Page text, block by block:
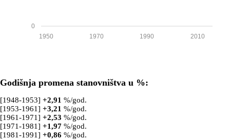
0
2010
1990
1970
1950
Godišnja promena stanovništva u %:
[1948-1953] +2,91 %/god.
[1953-1961] +3,21 %/god.
[1961-1971] +2,53 %/god.
[1971-1981] +1,97 %/god.
[1981-1991] +0,86 %/god.